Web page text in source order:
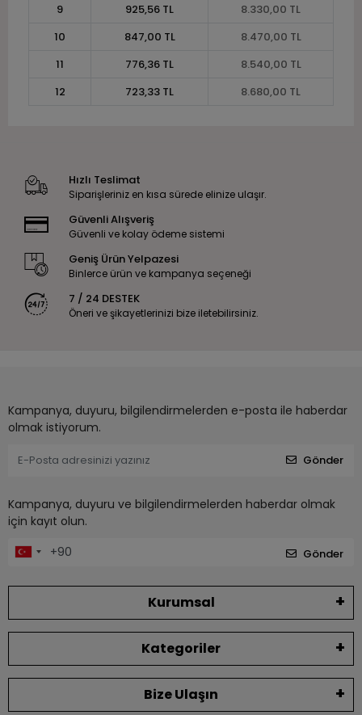
9
925,56 TL
8.330,00 TL
10
847,00 TL
8.470,00 TL
11
776,36 TL
8.540,00 TL
12
723,33 TL 8.680,00 TL
Hızlı Teslimat
Siparişleriniz en kısa sürede elinize ulaşır.
Güvenli Alışveriş
Güvenli ve kolay ödeme sistemi
Geniş Ürün Yelpazesi
Binlerce ürün ve kampanya seçeneği
7 / 24 DESTEK
Öneri ve şikayetlerinizi bize iletebilirsiniz.
Kampanya, duyuru, bilgilendirmelerden e-posta ile haberdar
olmak istiyorum.
Gönder
Kampanya, duyuru ve bilgilendirmelerden haberdar olmak
için kayıt olun.
Gönder
Kurumsal
Kategoriler
Bize Ulaşın